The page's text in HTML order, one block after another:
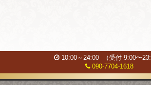
10:00～24:00 （受付 9:00〜
090-7704-1618